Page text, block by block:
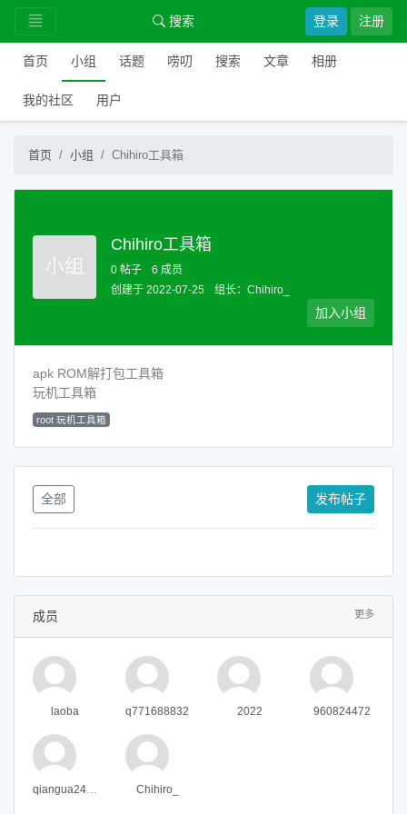
搜索 登录 注册
首页 小组 话题 唠叨 搜索 文章 相册
我的社区 用户
首页 小组 Chihiro工具箱
Chihiro工具箱
0 帖子
6 成员
创建于 2022-07-25
组长： Chihiro_
加入小组
apk ROM解打包工具箱
玩机工具箱
root 玩机工具箱
发布帖子
全部
成员 更多
laoba q771688832 2022 960824472
qiangua2460 Chihiro_